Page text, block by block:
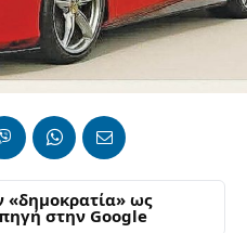
«δημοκρατία» ως
στην Google